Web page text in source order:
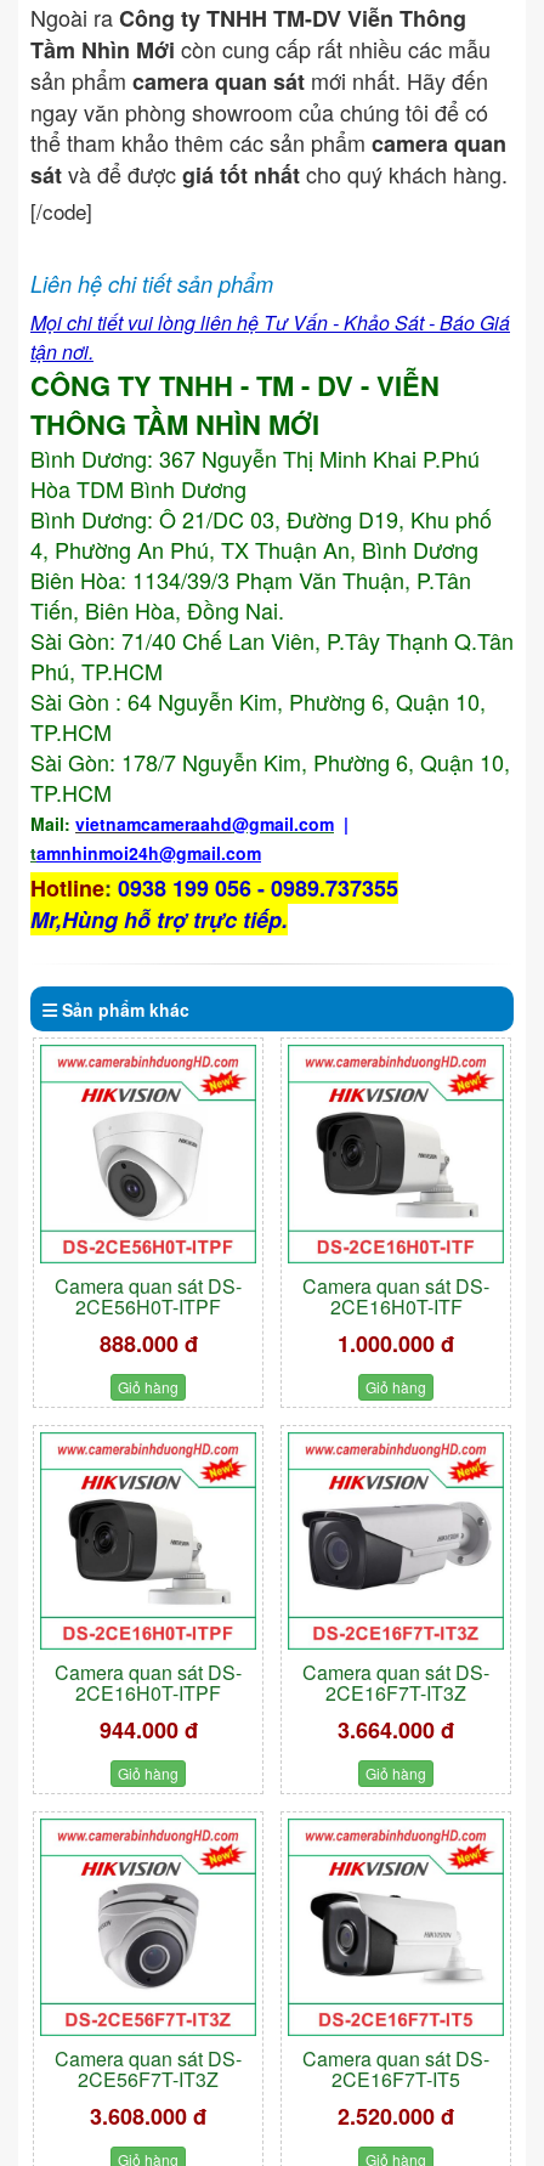
Ngoài raCông ty TNHH TM-DV Viễn Thông
Tầm Nhìn Mới còn cung cấp rất nhiều các mẫu
sản phẩm camera quan sát mới nhất. Hãy đến
ngay văn phòng showroom của chúng tôi để có
thể tham khảo thêm các sản phẩm camera quan
sátvà để đượcgiá tốt nhấtcho quý khách hàng.
[/code]
Liên hệ chi tiết sản phẩm
Mọi chi tiết vui lòng liên hệ Tư Vấn - Khảo Sát - Báo Giá
tận nơi.
CÔNG TY TNHH - TM - DV - VIỄN
THÔNG TẦM NHÌN MỚI
Bình Dương: 367 Nguyễn Thị Minh Khai P.Phú
Hòa TDM Bình Dương
Bình Dương: Ô 21/DC 03, Đường D19, Khu phố
4, Phường An Phú, TX Thuận An, Bình Dương
Biên Hòa: 1134/39/3 Phạm Văn Thuận, P.Tân
Tiến, Biên Hòa, Đồng Nai.
Sài Gòn: 71/40 Chế Lan Viên, P.Tây Thạnh Q.Tân
Phú, TP.HCM
Sài Gòn : 64 Nguyễn Kim, Phường 6, Quận 10,
TP.HCM
Sài Gòn: 178/7 Nguyễn Kim, Phường 6, Quận 10,
TP.HCM
Mail: vietnamcameraahd@gmail.com |
tamnhinmoi24h@gmail.com
Hotline: 0938 199 056 - 0989.737355
Mr,Hùng hỗ trợ trực tiếp.
Sản phẩm khác
Camera quan sát DS-
2CE56H0T-ITPF
888.000 đ
Giỏ hàng
Camera quan sát DS-
2CE16H0T-ITF
1.000.000 đ
Giỏ hàng
Camera quan sát DS-
2CE16H0T-ITPF
944.000 đ
Giỏ hàng
Camera quan sát DS-
2CE16F7T-IT3Z
3.664.000 đ
Giỏ hàng
Camera quan sát DS-
2CE56F7T-IT3Z
3.608.000 đ
Giỏ hàng
Camera quan sát DS-
2CE16F7T-IT5
2.520.000 đ
Giỏ hàng